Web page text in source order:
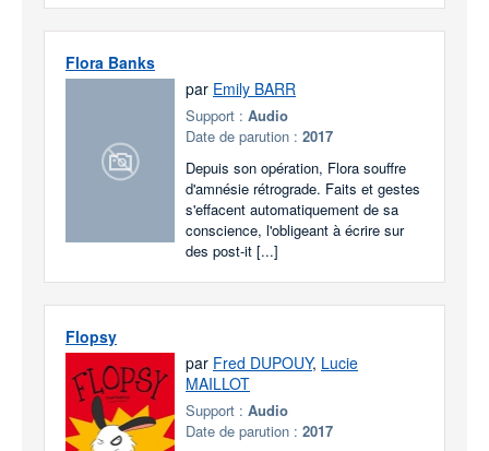
Flora Banks
par Emily BARR
Support : Audio
Date de parution : 2017
Depuis son opération, Flora souffre
d'amnésie rétrograde. Faits et gestes
s'effacent automatiquement de sa
conscience, l'obligeant à écrire sur
des post-it [...]
Flopsy
par Fred DUPOUY, Lucie
MAILLOT
Support : Audio
Date de parution : 2017